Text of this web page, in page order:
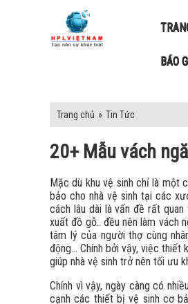
BÁO
Trang chủ » Tin Tức
20+ Mẫu vách
Mặc dù khu vệ sinh chỉ là một
bảo cho nhà vệ sinh tại các
cách lâu dài là vấn đề rất
xuất đồ gỗ.. đều nên làm vách
tâm lý của người thợ cùng
động… Chính bởi vậy, việc thiết
giúp nhà vệ sinh trở nên tối ưu
Chính vì vậy, ngày càng có
cạnh các thiết bị vệ sinh cơ